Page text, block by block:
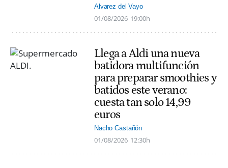
Alvarez del Vayo
01/08/2026 19:00h
Llega a Aldi una nueva
batidora multifunción
para preparar smoothies y
batidos este verano:
cuesta tan solo 14,99
euros
Nacho Castañón
01/08/2026 12:30h